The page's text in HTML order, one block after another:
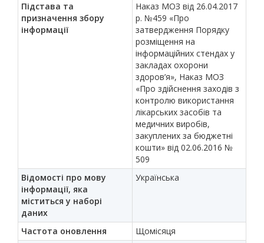
Підстава та
призначення збору
інформації
Наказ МОЗ від 26.04.2017
р. №459 «Про
затвердження Порядку
розміщення на
інформаційних стендах у
закладах охорони
здоров’я», Наказ МОЗ
«Про здійснення заходів з
контролю використання
лікарських засобів та
медичних виробів,
закуплених за бюджетні
кошти» від 02.06.2016 №
509
Відомості про мову
інформації, яка
міститься у наборі
даних
Українська
Частота оновлення
Щомісяця